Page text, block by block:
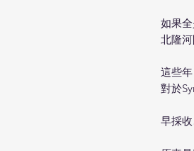
如果
北隆
這些
對於
早採